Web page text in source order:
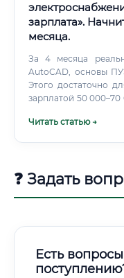
зарплата».
месяца.
За 4 месяца
AutoCAD, основы
Этого достаточно
зарплатой 50 000–70
Читать статью →
❓ Задать
Есть